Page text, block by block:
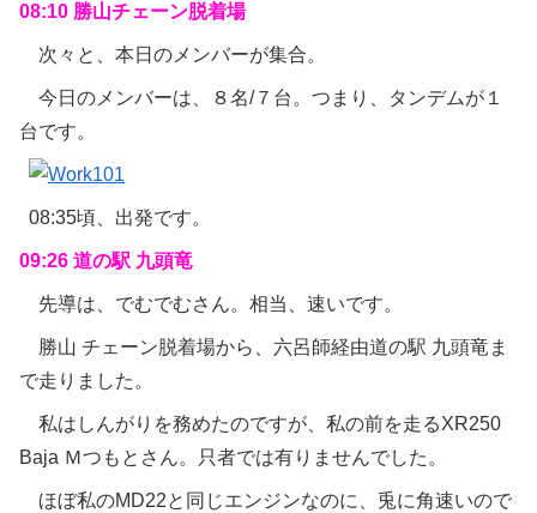
08:10 勝山チェーン脱着場
次々と、本日のメンバーが集合。
今日のメンバーは、８名/７台。つまり、タンデムが１
台です。
08:35頃、出発です。
09:26 道の駅 九頭竜
先導は、でむでむさん。相当、速いです。
勝山 チェーン脱着場から、六呂師経由道の駅 九頭竜ま
で走りました。
私はしんがりを務めたのですが、私の前を走るXR250
Baja Ｍつもとさん。只者では有りませんでした。
ほぼ私のMD22と同じエンジンなのに、兎に角速いので